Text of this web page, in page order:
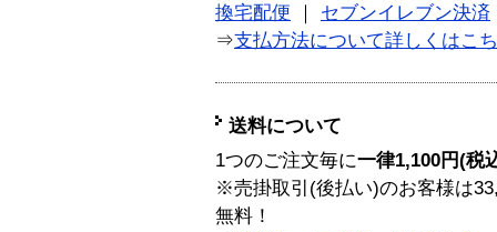
換宅配便
セブンイレブン決済
⇒支払方法について詳しくはこ
送料について
1つのご注文毎に一律1,100円(税
※売掛取引(後払い)のお客様は
無料！